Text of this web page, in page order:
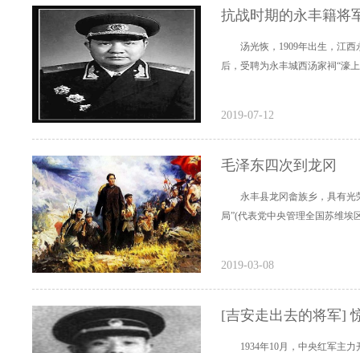
抗战时期的永丰籍将
汤光恢，1909年出生，江
后，受聘为永丰城西汤家祠“濠
2019-07-12
毛泽东四次到龙冈
永丰县龙冈畲族乡，具有
局”(代表党中央管理全国苏维埃
2019-03-08
[吉安走出去的将军]
1934年10月，中央红军主